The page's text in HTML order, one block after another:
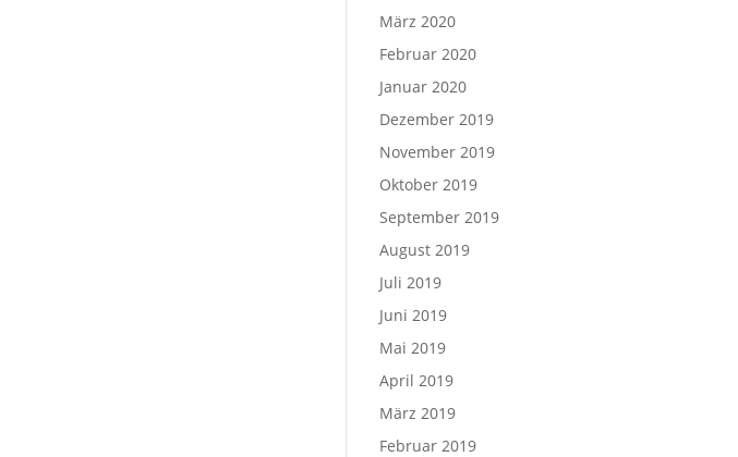
März 2020
Februar 2020
Januar 2020
Dezember 2019
November 2019
Oktober 2019
September 2019
August 2019
Juli 2019
Juni 2019
Mai 2019
April 2019
März 2019
Februar 2019